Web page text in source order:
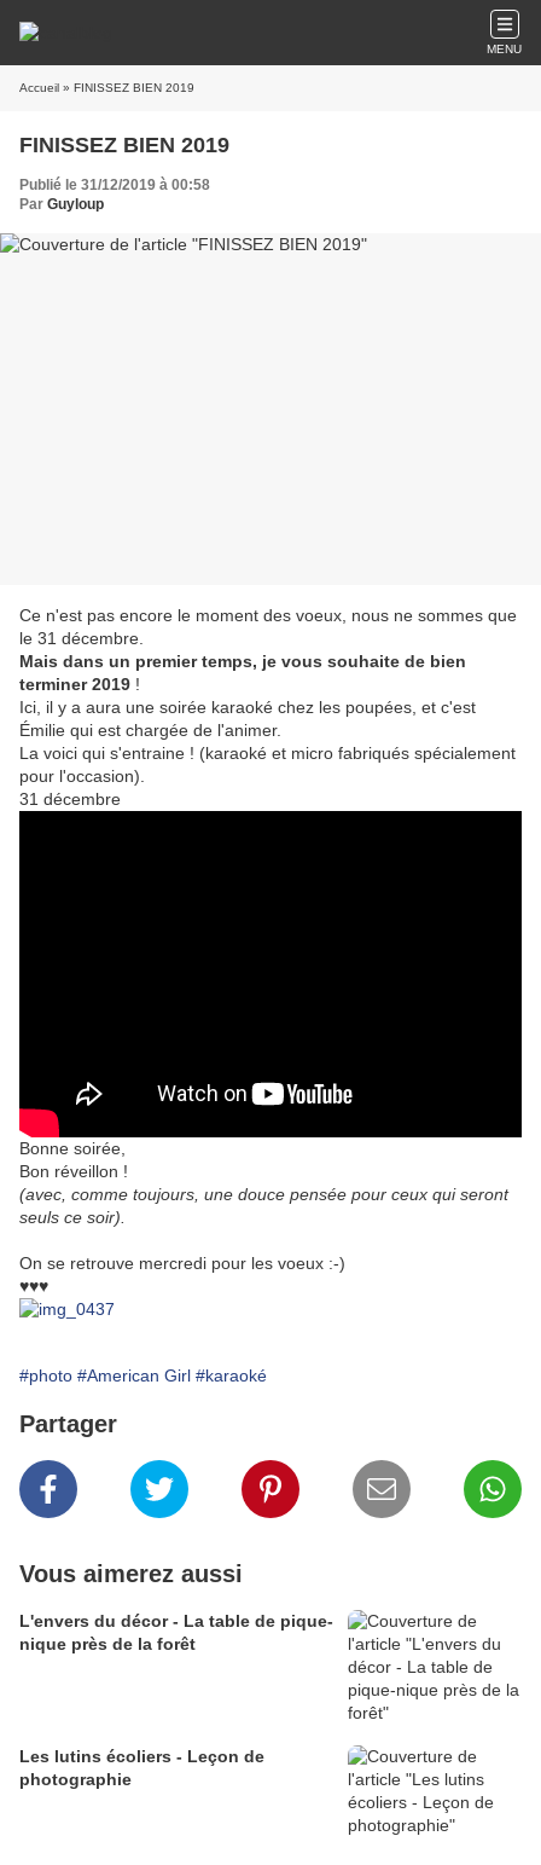
MENU
Accueil » FINISSEZ BIEN 2019
FINISSEZ BIEN 2019
Publié le 31/12/2019 à 00:58
Par Guyloup
Ce n'est pas encore le moment des voeux, nous ne sommes que
le 31 décembre.
Mais dans un premier temps, je vous souhaite de bien
terminer 2019 !
Ici, il y a aura une soirée karaoké chez les poupées, et c'est
Émilie qui est chargée de l'animer.
La voici qui s'entraine ! (karaoké et micro fabriqués spécialement
pour l'occasion).
31 décembre
Bonne soirée,
Bon réveillon !
(avec, comme toujours, une douce pensée pour ceux qui seront
seuls ce soir).
On se retrouve mercredi pour les voeux :-)
♥♥♥
#photo #American Girl #karaoké
Partager
Vous aimerez aussi
L'envers du décor - La table de pique-
nique près de la forêt
Les lutins écoliers - Leçon de
photographie